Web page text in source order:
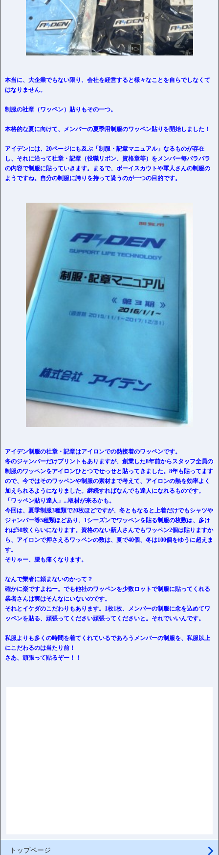
本当に、大企業でもない限り、会社を経営すると様々なことを自らでしなくて
はなりません。
制服の社章（ワッペン）貼りもその一つ。
本格的な夏に向けて、メンバーの夏季用制服のワッペン貼りを開始しました！
アイデンには、20ページにも及ぶ「制服・記章マニュアル」なるものが存在
し、それに沿って社章・記章（役職リボン、資格章等）をメンバー毎バラバラ
の内容で制服に貼っていきます。まるで、ボーイスカウトや軍人さんの制服の
ようですね。自分の制服に誇りを持って貰うのが一つの目的です。
アイデン制服の社章・記章はアイロンでの熱接着のワッペンです。
冬のジャンパーだけプリントもありますが、創業した8年前からスタッフ全員の
制服のワッペンをアイロンひとつでせっせと貼ってきました。8年も貼ってます
ので、今ではそのワッペンや制服の素材まで考えて、アイロンの熱を効率よく
加えられるようになりました。継続すればなんでも達人になれるものです。
「ワッペン貼り達人」...取材が来るかも。
今回は、夏季制服3種類で20枚ほどですが、冬ともなると上着だけでもシャツや
ジャンパー等5種類ほどあり、1シーズンでワッペンを貼る制服の枚数は、多け
れば50枚くらいになります。資格のない新人さんでもワッペン2個は貼りますか
ら、アイロンで押さえるワッペンの数は、夏で40個、冬は100個をゆうに超えま
す。
そりゃー、腰も痛くなります。
なんで業者に頼まないのかって？
確かに楽ですよねー。でも他社のワッペンを少数ロットで制服に貼ってくれる
業者さんは実はそんなにいないのです。
それとイケダのこだわりもあります。1枚1枚、メンバーの制服に念を込めてワ
ッペンを貼る、頑張ってください頑張ってくださいと。それでいいんです。
私服よりも多くの時間を着てくれているであろうメンバーの制服を、私服以上
にこだわるのは当たり前！
さあ、頑張って貼るぞー！！
トップページ